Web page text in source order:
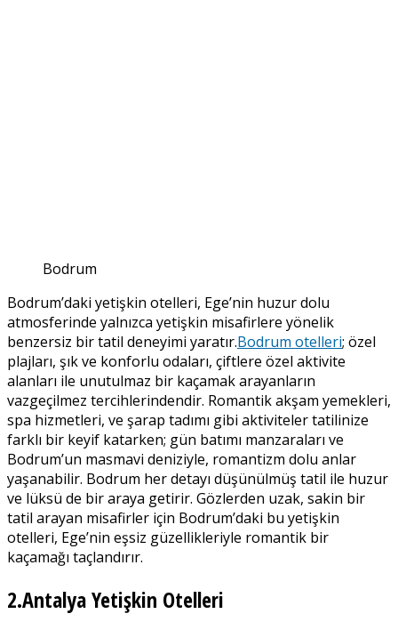
Bodrum
Bodrum’daki yetişkin otelleri, Ege’nin huzur dolu
atmosferinde yalnızca yetişkin misafirlere yönelik
benzersiz bir tatil deneyimi yaratır.Bodrum otelleri; özel
plajları, şık ve konforlu odaları, çiftlere özel aktivite
alanları ile unutulmaz bir kaçamak arayanların
vazgeçilmez tercihlerindendir. Romantik akşam yemekleri,
spa hizmetleri, ve şarap tadımı gibi aktiviteler tatilinize
farklı bir keyif katarken; gün batımı manzaraları ve
Bodrum’un masmavi deniziyle, romantizm dolu anlar
yaşanabilir. Bodrum her detayı düşünülmüş tatil ile huzur
ve lüksü de bir araya getirir. Gözlerden uzak, sakin bir
tatil arayan misafirler için Bodrum’daki bu yetişkin
otelleri, Ege’nin eşsiz güzellikleriyle romantik bir
kaçamağı taçlandırır.
2.Antalya Yetişkin Otelleri